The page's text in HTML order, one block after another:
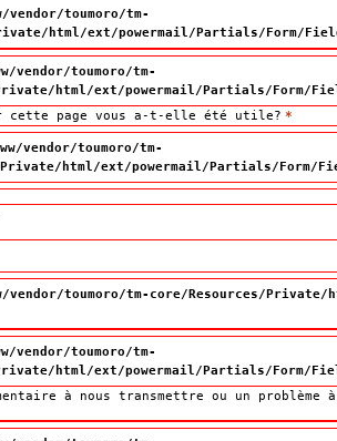
toumoro/tm-
html/ext/powermail/Partials/Form/
vendor/toumoro/tm-
html/ext/powermail/Partials/Form/
cette page vous a-t-elle été utile?
cette page vous a-t-elle été utile?*
vendor/toumoro/tm-
Private/html/ext/powermail/Partials/Form/
toumoro/tm-core/Resources/
vendor/toumoro/tm-
html/ext/powermail/Partials/Form/
à nous transmettre ou un problème